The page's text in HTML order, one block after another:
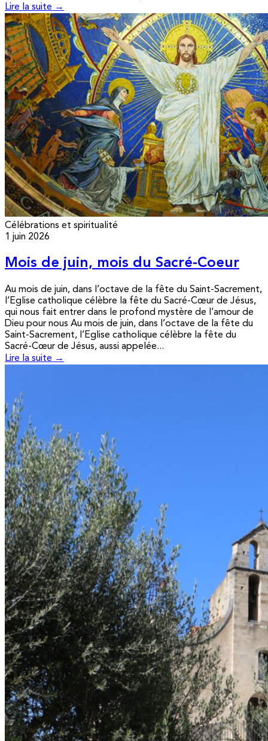
Lire la suite →
Célébrations et spiritualité
1 juin 2026
Mois de juin, mois du Sacré-Coeur
Au mois de juin, dans l’octave de la fête du Saint-Sacrement,
l’Eglise catholique célèbre la fête du Sacré-Cœur de Jésus,
qui nous fait entrer dans le profond mystère de l’amour de
Dieu pour nous Au mois de juin, dans l’octave de la fête du
Saint-Sacrement, l’Eglise catholique célèbre la fête du
Sacré-Cœur de Jésus, aussi appelée...
Lire la suite →